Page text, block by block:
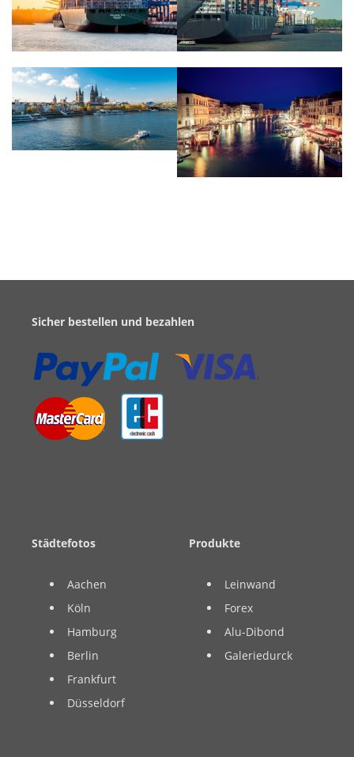
Sicher bestellen und bezahlen
Städtefotos
Aachen
Köln
Hamburg
Berlin
Frankfurt
Düsseldorf
Produkte
Leinwand
Forex
Alu-Dibond
Galeriedurck